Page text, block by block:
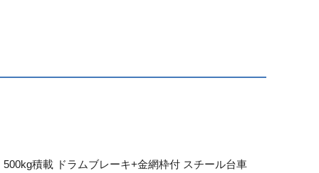
500kg積載 ドラムブレーキ+金網枠付 スチール台車